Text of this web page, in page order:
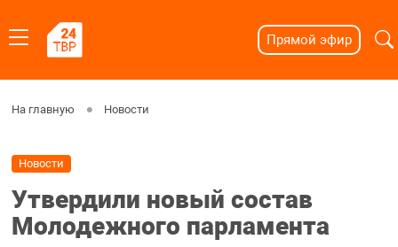
Прямой эфир
На главную Новости
Новости
Утвердили новый состав
Молодежного парламента